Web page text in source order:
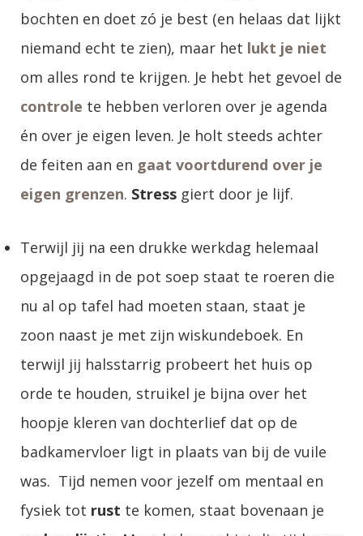
bochten en doet zó je best (en helaas dat lijkt
niemand echt te zien), maar het lukt je niet
om alles rond te krijgen. Je hebt het gevoel de
controle te hebben verloren over je agenda
én over je eigen leven. Je holt steeds achter
de feiten aan en gaat voortdurend over je
eigen grenzen. Stress giert door je lijf.
Terwijl jij na een drukke werkdag helemaal
opgejaagd in de pot soep staat te roeren die
nu al op tafel had moeten staan, staat je
zoon naast je met zijn wiskundeboek. En
terwijl jij halsstarrig probeert het huis op
orde te houden, struikel je bijna over het
hoopje kleren van dochterlief dat op de
badkamervloer ligt in plaats van bij de vuile
was. Tijd nemen voor jezelf om mentaal en
fysiek tot rust te komen, staat bovenaan je